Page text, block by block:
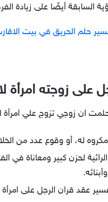
السابقة أيضًا على زيادة
حلم الحريق في بيت
على زوجته امرأة
ان زوجي تزوج علي امرأة
له، أو وقوع عدد من
لحزن كبير ومعاناة في
عقد قران الرجل على